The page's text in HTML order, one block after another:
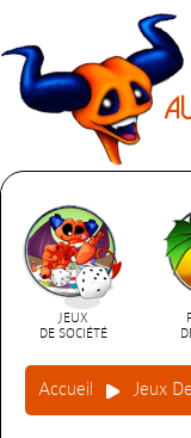
JEUX
DE SOCIÉTÉ
Accueil Jeux